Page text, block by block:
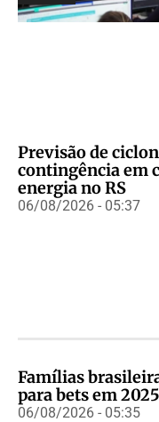
Previsão de
contingência em
energia no RS
06/08/2026 - 05:37
Famílias
para bets em 2025
06/08/2026 - 05:35